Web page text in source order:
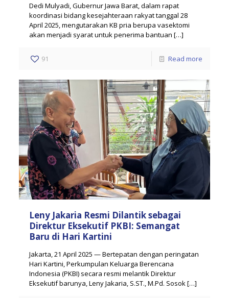
Dedi Mulyadi, Gubernur Jawa Barat, dalam rapat
koordinasi bidang kesejahteraan rakyat tanggal 28
April 2025, mengutarakan KB pria berupa vasektomi
akan menjadi syarat untuk penerima bantuan […]
91 Read more
Leny Jakaria Resmi Dilantik sebagai
Direktur Eksekutif PKBI: Semangat
Baru di Hari Kartini
Jakarta, 21 April 2025 — Bertepatan dengan peringatan
Hari Kartini, Perkumpulan Keluarga Berencana
Indonesia (PKBI) secara resmi melantik Direktur
Eksekutif barunya, Leny Jakaria, S.ST., M.Pd. Sosok[…]